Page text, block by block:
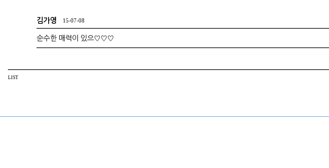
김가영 15-07-08
순수한 매력이 있으♡♡♡
LIST